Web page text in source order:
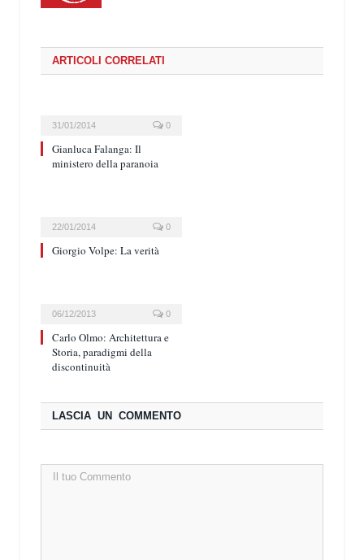
ARTICOLI CORRELATI
31/01/2014 0
Gianluca Falanga: Il
ministero della paranoia
22/01/2014 0
Giorgio Volpe: La verità
06/12/2013 0
Carlo Olmo: Architettura e
Storia, paradigmi della
discontinuità
LASCIA UN COMMENTO